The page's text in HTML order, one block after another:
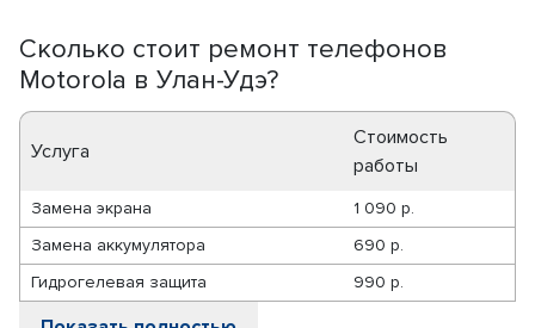
Сколько стоит ремонт телефонов
Motorola в Улан-Удэ?
Услуга
Стоимость
работы
Замена экрана
1 090 р.
Замена аккумулятора
690 р.
Гидрогелевая защита
990 р.